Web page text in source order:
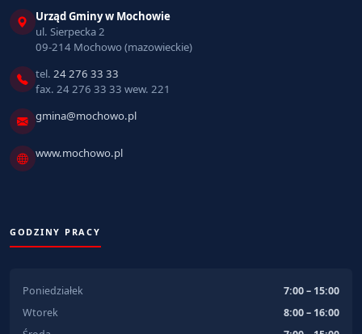
Urząd Gminy w Mochowie
ul. Sierpecka 2
09-214 Mochowo (mazowieckie)
tel. 24 276 33 33
fax. 24 276 33 33 wew. 221
gmina@mochowo.pl
www.mochowo.pl
GODZINY PRACY
Poniedziałek
7:00 – 15:00
Wtorek
8:00 – 16:00